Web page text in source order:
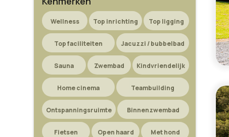
Wellness Top inrichting Top ligging
Top faciliteiten Jacuzzi / bubbelbad
Sauna Zwembad Kindvriendelijk
Home cinema Teambuilding
Ontspanningsruimte Binnenzwembad
Fietsen Open haard Met hond